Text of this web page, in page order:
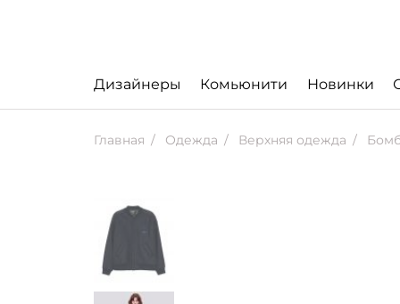
Дизайнеры Комьюнити Новинки
Главная Одежда Верхняя одежда